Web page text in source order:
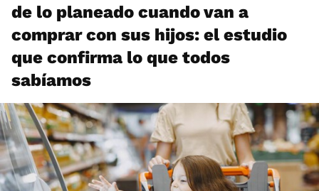
de lo planeado cuando van a
comprar con sus hijos: el estudio
que confirma lo que todos
sabíamos